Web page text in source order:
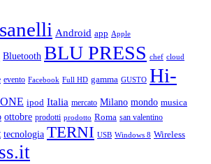
Android app Apple
Bluetooth BLU PRESS chef cloud
evento Facebook Full HD gamma GUSTO Hi-
ipod Italia mercato Milano mondo musica
ottobre prodotti prodotto Roma san valentino
tecnologia TERNI USB Windows 8 Wireless